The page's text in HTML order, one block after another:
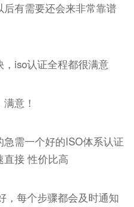
有需要还会来非常靠谱
iso认证全程都很满意
意！
需一个好的ISO体系认证
直接 性价比高
，每个步骤都会及时通知